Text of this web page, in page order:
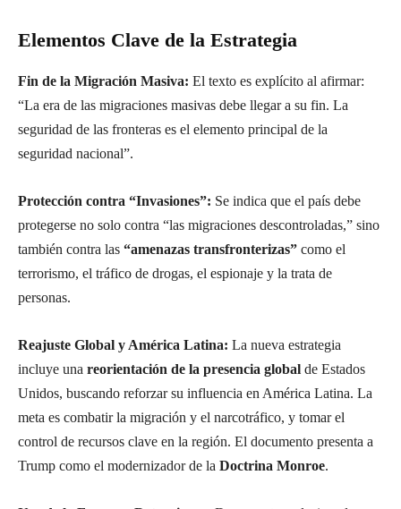
Elementos Clave de la Estrategia
Fin de la Migración Masiva: El texto es explícito al afirmar:
“La era de las migraciones masivas debe llegar a su fin. La
seguridad de las fronteras es el elemento principal de la
seguridad nacional”.
Protección contra “Invasiones”: Se indica que el país debe
protegerse no solo contra “las migraciones descontroladas,” sino
también contra las “amenazas transfronterizas” como el
terrorismo, el tráfico de drogas, el espionaje y la trata de
personas.
Reajuste Global y América Latina: La nueva estrategia
incluye una reorientación de la presencia global de Estados
Unidos, buscando reforzar su influencia en América Latina. La
meta es combatir la migración y el narcotráfico, y tomar el
control de recursos clave en la región. El documento presenta a
Trump como el modernizador de la Doctrina Monroe.